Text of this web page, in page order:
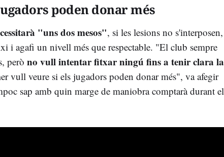
poden donar més
"uns dos mesos", si les lesions no s'interposen,
i agafi un nivell més que respectable. "El club sempre
però no vull intentar fitxar ningú fins a tenir clara la
vull veure si els jugadors poden donar més", va afegir
sap amb quin marge de maniobra comptarà durant el